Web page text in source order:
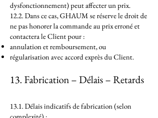
dysfonctionnement) peut affecter un prix.
12.2. Dans ce cas, GHAUM se réserve le droit de
ne pas honorer la commande au prix erroné et
contactera le Client pour :
annulation et remboursement, ou
régularisation avec accord exprès du Client.
13. Fabrication – Délais – Retards
13.1. Délais indicatifs de fabrication (selon